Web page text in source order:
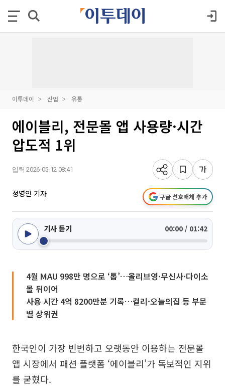
이투데이 산업 유통
에이블리, 전문몰 앱 사용량·시간
압도적 1위
입력 2026-05-12 08:41
정영인 기자 구글 선호매체 추가
기사 듣기 00:00 / 01:42
4월 MAU 998만 명으로 ‘톱’…올리브영·무신사·다이소
몰 뒤이어
사용 시간 4억 8200만분 기록…컬리·오늘의집 등 부문
별 상위권
한국인이 가장 빈번하고 오랫동안 이용하는 전문몰
앱 시장에서 패션 플랫폼 ‘에이블리’가 독보적인 지위
를 굳혔다.